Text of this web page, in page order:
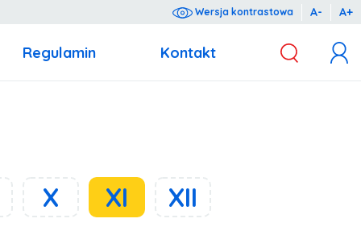
Wersja kontrastowa A- A+
Regulamin Kontakt
X XI XII